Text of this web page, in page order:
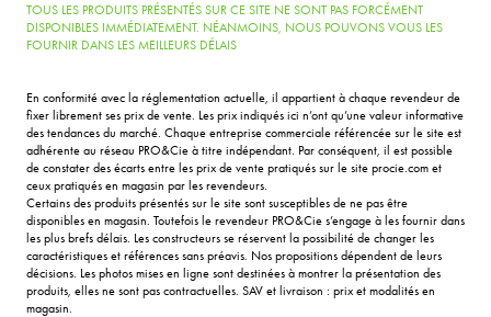
TOUS LES PRODUITS PRÉSENTÉS SUR CE SITE NE SONT PAS FORCÉMENT
DISPONIBLES IMMÉDIATEMENT. NÉANMOINS, NOUS POUVONS VOUS LES
FOURNIR DANS LES MEILLEURS DÉLAIS
En conformité avec la réglementation actuelle, il appartient à chaque revendeur de
fixer librement ses prix de vente. Les prix indiqués ici n’ont qu’une valeur informative
des tendances du marché. Chaque entreprise commerciale référencée sur le site est
adhérente au réseau PRO&Cie à titre indépendant. Par conséquent, il est possible
de constater des écarts entre les prix de vente pratiqués sur le site procie.com et
ceux pratiqués en magasin par les revendeurs.
Certains des produits présentés sur le site sont susceptibles de ne pas être
disponibles en magasin. Toutefois le revendeur PRO&Cie s’engage à les fournir dans
les plus brefs délais. Les constructeurs se réservent la possibilité de changer les
caractéristiques et références sans préavis. Nos propositions dépendent de leurs
décisions. Les photos mises en ligne sont destinées à montrer la présentation des
produits, elles ne sont pas contractuelles. SAV et livraison : prix et modalités en
magasin.